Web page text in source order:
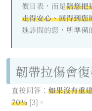
價目表，而是陪您把
走得安心、回得到您
進診間的您，所準備
韌帶拉傷會
直接回答： 如果沒有重
70%[3]。